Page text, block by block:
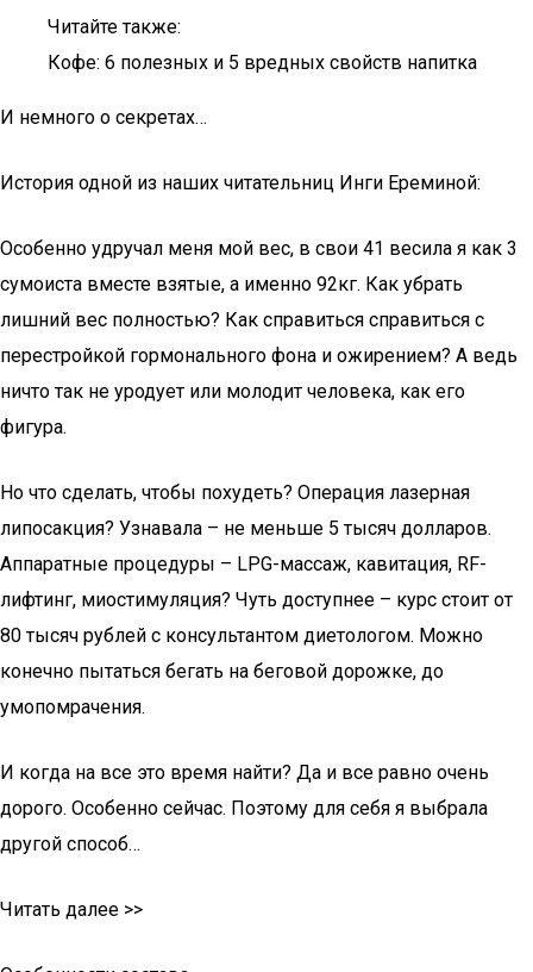
Читайте также:
Кофе: 6 полезных и 5 вредных свойств напитка
И немного о секретах…
История одной из наших читательниц Инги Ереминой:
Особенно удручал меня мой вес, в свои 41 весила я как 3
сумоиста вместе взятые, а именно 92кг. Как убрать
лишний вес полностью? Как справиться справиться с
перестройкой гормонального фона и ожирением? А ведь
ничто так не уродует или молодит человека, как его
фигура.
Но что сделать, чтобы похудеть? Операция лазерная
липосакция? Узнавала – не меньше 5 тысяч долларов.
Аппаратные процедуры – LPG-массаж, кавитация, RF-
лифтинг, миостимуляция? Чуть доступнее – курс стоит от
80 тысяч рублей с консультантом диетологом. Можно
конечно пытаться бегать на беговой дорожке, до
умопомрачения.
И когда на все это время найти? Да и все равно очень
дорого. Особенно сейчас. Поэтому для себя я выбрала
другой способ…
Читать далее >>